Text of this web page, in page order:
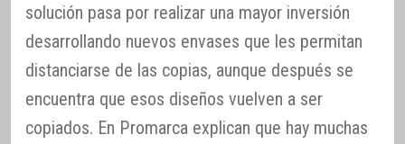
solución pasa por realizar una mayor inversión
desarrollando nuevos envases que les permitan
distanciarse de las copias, aunque después se
encuentra que esos diseños vuelven a ser
copiados. En Promarca explican que hay muchas